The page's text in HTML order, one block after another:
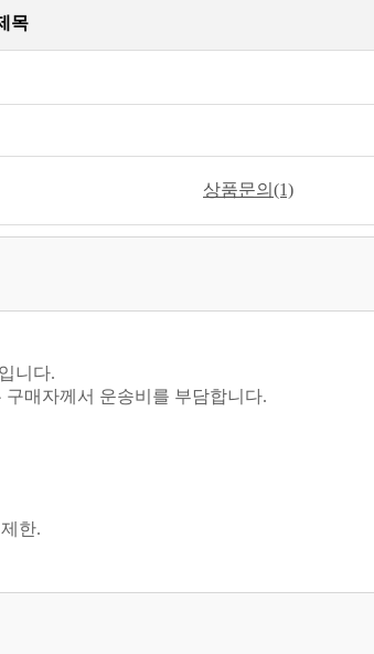
목
상품문의(1)
니다.
매자께서 운송비를 부담합니다.
한.